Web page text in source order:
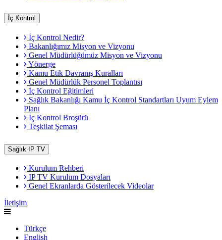
İç Kontrol
İç Kontrol Nedir?
Bakanlığımız Misyon ve Vizyonu
Genel Müdürlüğümüz Misyon ve Vizyonu
Yönerge
Kamu Etik Davranış Kuralları
Genel Müdürlük Personel Toplantısı
İç Kontrol Eğitimleri
Sağlık Bakanlığı Kamu İç Kontrol Standartları Uyum Eylem
Planı
İç Kontrol Broşürü
Teşkilat Şeması
Sağlık IP TV
Kurulum Rehberi
IP TV Kurulum Dosyaları
Genel Ekranlarda Gösterilecek Videolar
İletişim
Türkçe
English